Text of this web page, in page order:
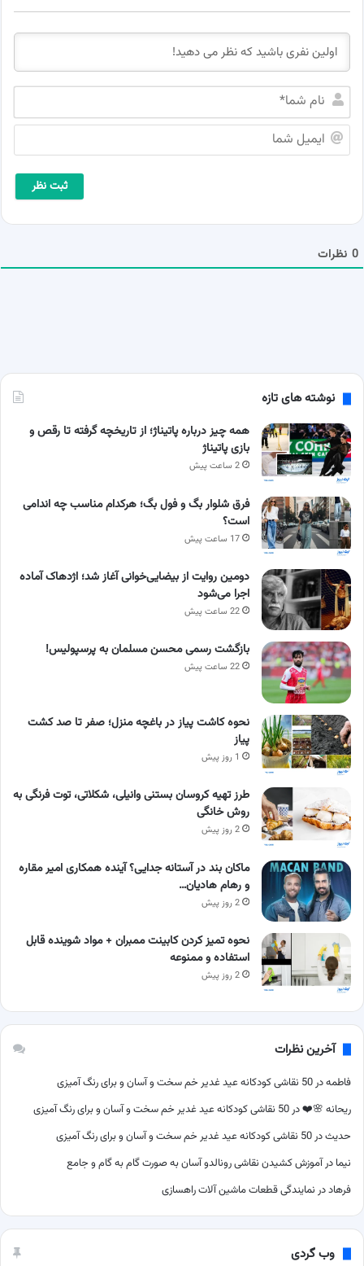
م
م
م
0 نظرات
نوشته های تازه
همه چیز درباره پاتیناژ؛ از تاریخچه گرفته تا رقص و
بازی پاتیناژ
2 ساعت پیش
فرق شلوار بگ و فول بگ؛ هرکدام مناسب چه اندامی
است؟
17 ساعت پیش
دومین روایت از بیضایی‌خوانی آغاز شد؛ اژدهاک آماده
اجرا می‌شود
22 ساعت پیش
بازگشت رسمی محسن مسلمان به پرسپولیس!
22 ساعت پیش
نحوه کاشت پیاز در باغچه منزل؛ صفر تا صد کشت
پیاز
1 روز پیش
طرز تهیه کروسان بستنی وانیلی، شکلاتی، توت فرنگی به
روش خانگی
2 روز پیش
ماکان بند در آستانه جدایی؟ آینده همکاری امیر مقاره
و رهام هادیان…
2 روز پیش
نحوه تمیز کردن کابینت ممبران + مواد شوینده قابل
استفاده و ممنوعه
2 روز پیش
آخرین نظرات
فاطمهدر 50 نقاشی کودکانه عید غدیر خم سخت و آسان و برای رنگ آمیزی
ریحانه 🌸❤️در 50 نقاشی کودکانه عید غدیر خم سخت و آسان و برای رنگ آمیزی
حدیثدر 50 نقاشی کودکانه عید غدیر خم سخت و آسان و برای رنگ آمیزی
نیما درآموزش کشیدن نقاشی رونالدو آسان به صورت گام به گام و جامع
فرهاددر نمایندگی قطعات ماشین آلات راهسازی
وب گردی